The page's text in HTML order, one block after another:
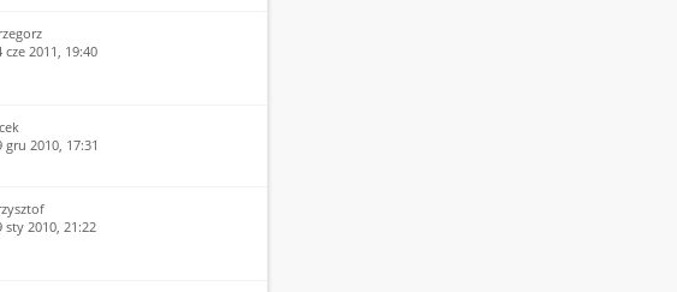
cze 2011, 19:40
gru 2010, 17:31
sty 2010, 21:22